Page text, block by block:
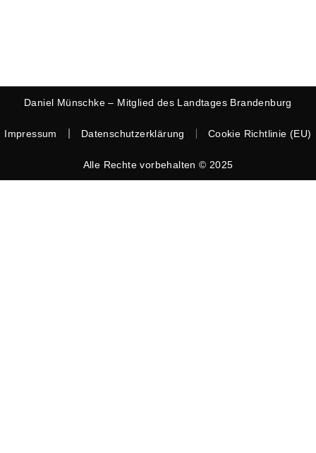
Daniel Münschke – Mitglied des Landtages Brandenburg
Impressum Datenschutzerklärung Cookie Richtlinie (EU)
Alle Rechte vorbehalten © 2025